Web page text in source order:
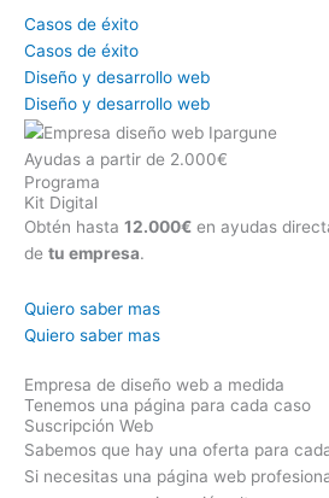
Casos de éxito
Casos de éxito
Diseño y desarrollo web
Diseño y desarrollo web
Ayudas a partir de 2.000€
Programa
Kit Digital
Obtén hasta 12.000€ en ayudas
de tu empresa.
Quiero saber mas
Quiero saber mas
Empresa de diseño web a medida
Tenemos una página para cada caso
Suscripción Web
Sabemos que hay una oferta para
Si necesitas una página web